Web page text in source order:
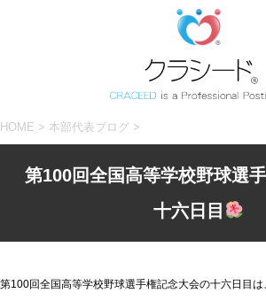
HOME > 本部代表ブログ >
第100回全国高等学校野球選
十六日目
第100回全国高等学校野球選手権記念大会の十六日目は